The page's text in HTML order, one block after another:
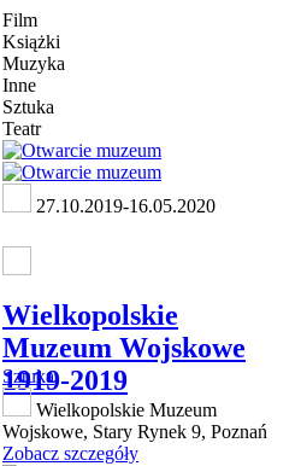
Film
Książki
Muzyka
Inne
Sztuka
Teatr
27.10.2019-16.05.2020
Wielkopolskie
Muzeum Wojskowe
1919-2019
Sztuka
Wielkopolskie Muzeum
Wojskowe, Stary Rynek 9, Poznań
Zobacz szczegóły